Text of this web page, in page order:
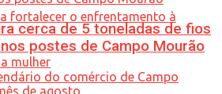
cerca de 5 toneladas de fios
postes de Campo Mourão